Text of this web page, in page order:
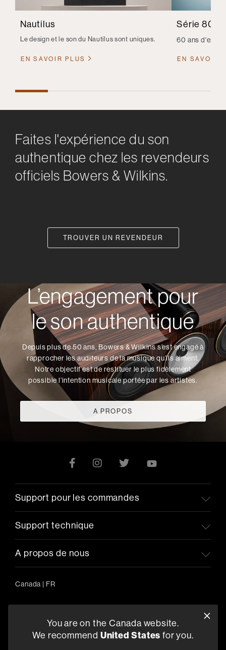
Nautilus
Le design et le son du Nautilus sont uniques.
EN SAVOIR PLUS
Série 800
60 ans
EN SAVOIR
Faites l'expérience du son
authentique chez les revendeurs
officiels Bowers & Wilkins.
TROUVER UN REVENDEUR
L’engagement pour
le son authentique
Depuis plus de 50 ans, Bowers & Wilkins s’est engagé à
rapprocher les auditeurs de la musique qu’ils aiment.
Notre objectif est de restituer le plus fidèlement
possible l’intention musicale portée par les artistes.
A PROPOS
Support pour les commandes
Support technique
A propos de nous
Canada | FR
5541 Fermi Court Carlsbad, CA 92008
You are on the Canada website.
We recommend United States for you.